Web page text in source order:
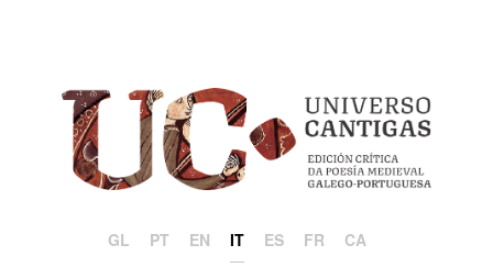
GL PT EN IT ES FR CA